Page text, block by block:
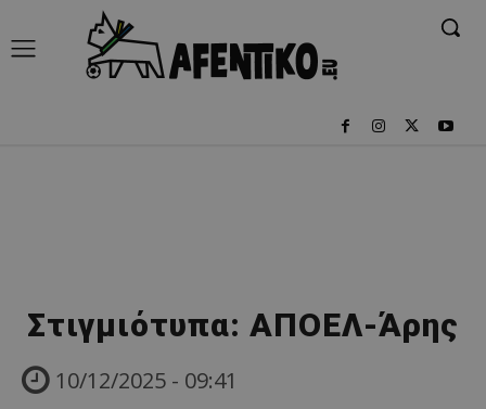
Στιγμιότυπα: ΑΠΟΕΛ-Άρης
10/12/2025 - 09:41